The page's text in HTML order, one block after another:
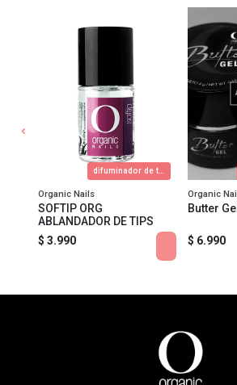
difuminador de tips
Organic Nails
SOFTIP ORG
ABLANDADOR DE TIPS
$ 3.990
Organic
Butter Gel
$ 6.990